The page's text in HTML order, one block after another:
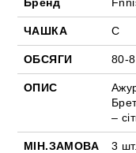
ЧАШКА C
ОБСЯГИ 80-
ОПИС
–
МІН.ЗАМОВА 3